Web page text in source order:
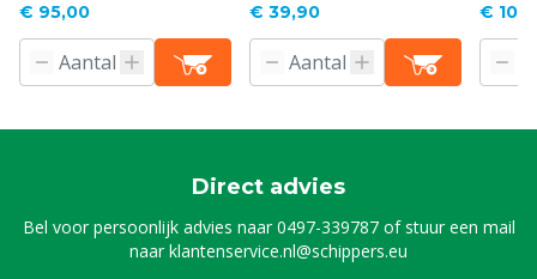
€ 95,00 € 39,90 €
Direct advies
Bel voor persoonlijk advies naar0497-339787of stuur een mail
naarklantenservice.nl@schippers.eu